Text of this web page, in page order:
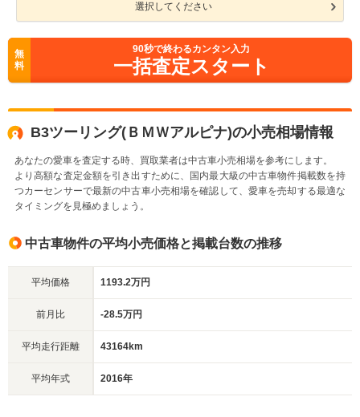
選択してください
無
料
90秒で終わるカンタン入力
一括査定スタート
B3ツーリング(ＢＭＷアルピナ)の小売相場情報
あなたの愛車を査定する時、買取業者は中古車小売相場を参考にします。
より高額な査定金額を引き出すために、国内最大級の中古車物件掲載数を持
つカーセンサーで最新の中古車小売相場を確認して、愛車を売却する最適な
タイミングを見極めましょう。
中古車物件の平均小売価格と掲載台数の推移
平均価格 1193.2万円
前月比 -28.5万円
平均走行距離 43164km
平均年式 2016年